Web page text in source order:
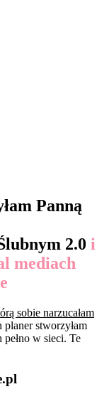
Panną
2.0 i
mediach
sobie narzucałam
planer stworzyłam
w sieci. Te